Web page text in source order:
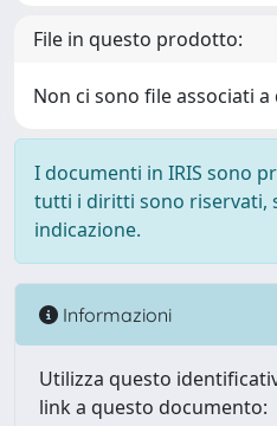
File in questo prodotto:
Non ci sono file associati
I documenti in IRIS sono
tutti i diritti sono riservati,
indicazione.
Informazioni
Utilizza questo
link a questo documento: